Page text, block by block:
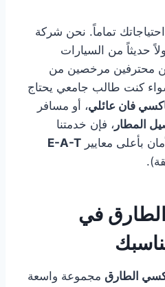
تماماً. نحن شركة
أسطولاً حديثاً من السيارات
محترفين مرخصين من
سواء كنت طالب جامعي يحتاج
فان عائلي، أو مسافر
المطار ، فإن خدمتنا
بأعلى معايير E-A-T
في
الطارق مجموعة واسعة